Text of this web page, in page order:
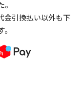
金引換払い以外も下